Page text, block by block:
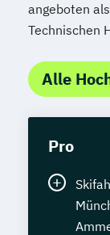
angeboten
Technischen
Alle
Pro